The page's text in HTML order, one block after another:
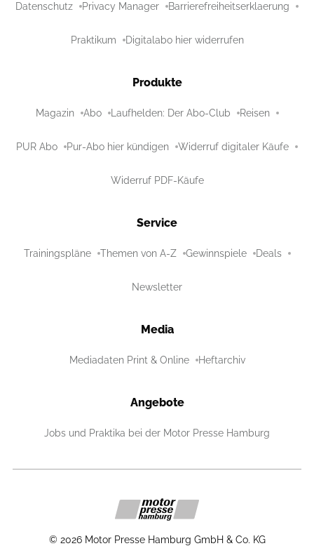
Datenschutz Privacy Manager Barrierefreiheitserklaerung
Praktikum Digitalabo hier widerrufen
Produkte
Magazin Abo Laufhelden: Der Abo-Club Reisen
PUR Abo Pur-Abo hier kündigen Widerruf digitaler Käufe
Widerruf PDF-Käufe
Service
Trainingspläne Themen von A-Z Gewinnspiele Deals
Newsletter
Media
Mediadaten Print & Online Heftarchiv
Angebote
Jobs und Praktika bei der Motor Presse Hamburg
© 2026 Motor Presse Hamburg GmbH & Co. KG